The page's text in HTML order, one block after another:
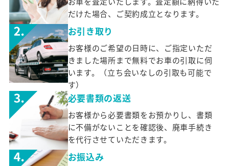
だけた場合、ご契約成立となります。
お引き取り
お客様のご希望の日時に、ご指定いただ
きました場所まで無料でお車の引取に伺
います。（立ち会いなしの引取も可能で
す）
必要書類の返送
お客様から必要書類をお預かりし、書類
に不備がないことを確認後、廃車手続き
を代行させていただきます。
お振込み